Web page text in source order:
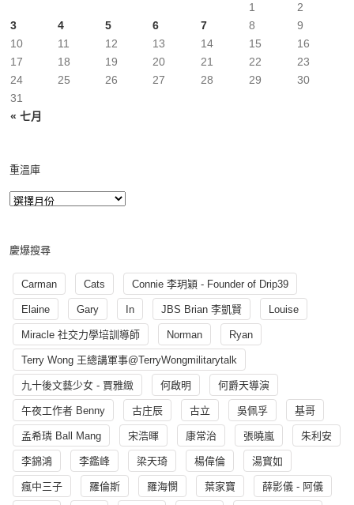
« 七月
1
2
3
4 5 6 7 8
9
10
11 12 13 14 15
16
17
18 19 20 21 22
23
24
25 26 27 28 29
30
31
重溫庫
慶爆搜尋
Carman Cats Connie 李玥穎 - Founder of Drip39
Elaine Gary In JBS Brian 李凱賢 Louise
Miracle 社交力學培訓導師 Norman Ryan
Terry Wong 王總講軍事@TerryWongmilitarytalk
九十後文藝少女 - 賈雅緻 何啟明 何爵天導演
午夜工作者 Benny 古庄辰 古立 吳佩孚 基哥
孟希璘 Ball Mang 宋浩暉 康常治 張曉嵐 朱利安
李錦鴻 李鑑峰 梁天琦 楊偉倫 湯寳如
瘋中三子 羅倫斯 羅海憫 葉家寶 薛影儀 - 阿儀